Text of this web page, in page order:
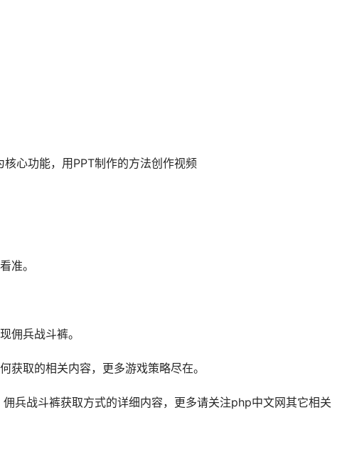
心功能，用PPT制作的方法创作视频
准。
佣兵战斗裤。
获取的相关内容，更多游戏策略尽在。​​​​​​​​​​​​​​​​​​​​​​​​​​​​​​​​​​​​​​​​​​​​​​​​​​​​
兵战斗裤获取方式的详细内容，更多请关注php中文网其它相关